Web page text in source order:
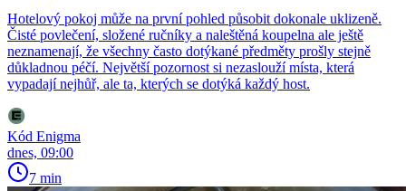
Hotelový pokoj může na první pohled působit dokonale uklizeně.
Čisté povlečení, složené ručníky a naleštěná koupelna ale ještě
neznamenají, že všechny často dotýkané předměty prošly stejně
důkladnou péčí. Největší pozornost si nezaslouží místa, která
vypadají nejhůř, ale ta, kterých se dotýká každý host.
Kód Enigma
dnes, 09:00
7 min